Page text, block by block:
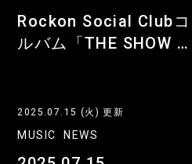
Rockon Social Clubコ
ルバム「THE SHOW …
2025.07.15 (火) 更新
MUSIC NEWS